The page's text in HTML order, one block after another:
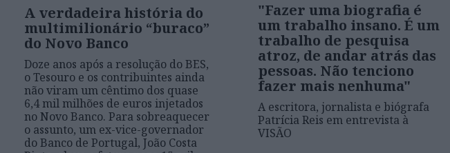
A verdadeira história do
multimilionário “buraco”
do Novo Banco
Doze anos após a resolução do BES,
o Tesouro e os contribuintes ainda
não viram um cêntimo dos quase
6,4 mil milhões de euros injetados
no Novo Banco. Para sobreaquecer
o assunto, um ex-vice-governador
do Banco de Portugal, João Costa
"Fazer uma biografia é
um trabalho insano. É um
trabalho de pesquisa
atroz, de andar atrás das
pessoas. Não tenciono
fazer mais nenhuma"
A escritora, jornalista e biógrafa
Patrícia Reis em entrevista à
VISÃO